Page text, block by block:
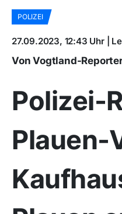
POLIZEI
27.09.2023, 12:43 Uhr |
Von Vogtland-
Polizei-
Plauen-